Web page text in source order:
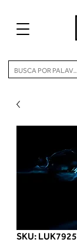
SKU: LUK7925